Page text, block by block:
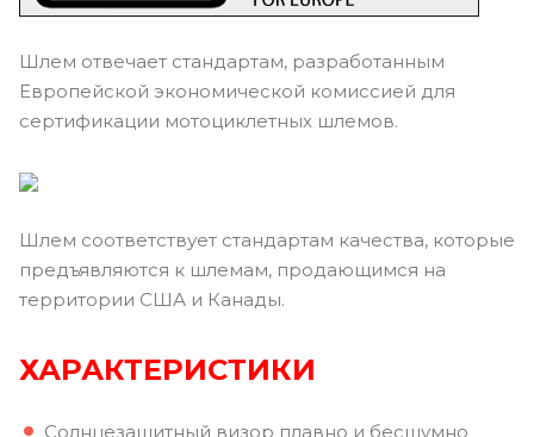
Шлем отвечает стандартам, разработанным
Европейской экономической комиссией для
сертификации мотоциклетных шлемов.
Шлем соответствует стандартам качества, которые
предъявляются к шлемам, продающимся на
территории США и Канады.
ХАРАКТЕРИСТИКИ
Солнцезащитный визор плавно и бесшумно